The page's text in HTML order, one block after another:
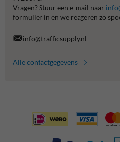
Vragen? Stuur een e-mail naar
formulier in en we reageren zo
info@trafficsupply.nl
Alle contactgegevens